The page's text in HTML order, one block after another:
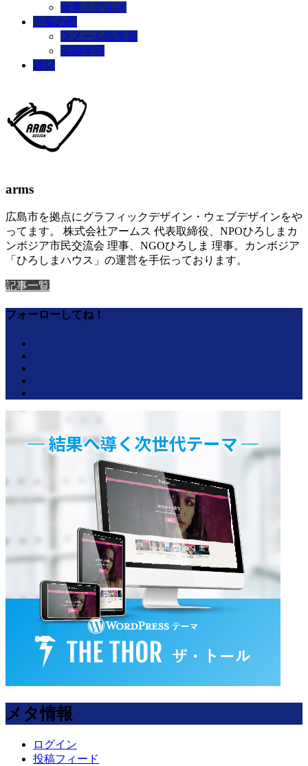
食事・グルメ
言葉の壁
クメール語学習
英語学習
雑記
arms
広島市を拠点にグラフィックデザイン・ウェブデザインをや
ってます。 株式会社アームス 代表取締役、NPOひろしまカ
ンボジア市民交流会 理事、NGOひろしま 理事。カンボジア
「ひろしまハウス」の運営を手伝っております。
記事一覧
フォーローしてね！
メタ情報
ログイン
投稿フィード